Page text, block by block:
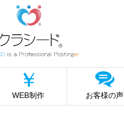
WEB制作 お客様の声